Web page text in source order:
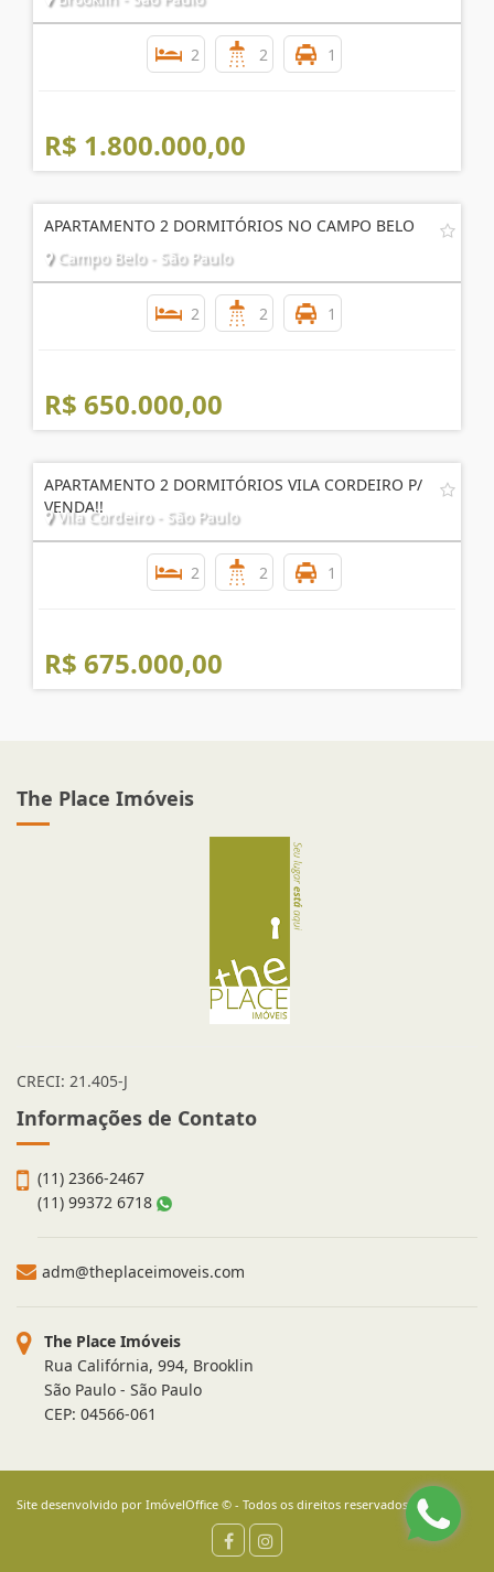
APARTAMENTO MOBILIADO NO BROOKLIN
2
R$ 1.800.000,00
APARTAMENTO 2 DORMITÓRIOS NO CAMPO BELO
2
R$ 650.000,00
APARTAMENTO 2 DORMITÓRIOS VILA CORDEIRO P/
2
CRECI: 21.405-J
(11) 2366-2467
(11) 99372 6718
adm@theplaceimoveis.com
Rua Califórnia, 994, Brooklin